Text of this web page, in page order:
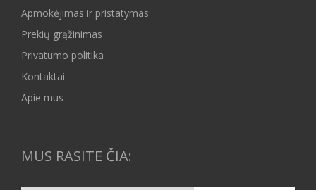
Apmokėjimas ir pristatymas
Prekių grąžinimas
Privatumo politika
Kontaktai
Apie mus
MUS RASITE ČIA: